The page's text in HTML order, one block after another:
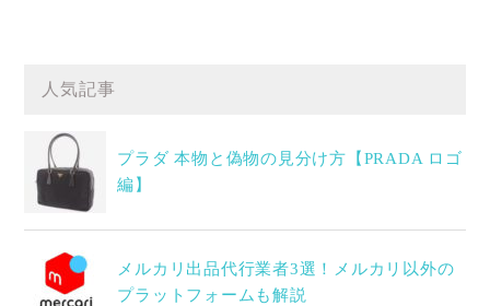
人気記事
プラダ 本物と偽物の見分け方【PRADA ロゴ
編】
メルカリ出品代行業者3選！メルカリ以外の
プラットフォームも解説